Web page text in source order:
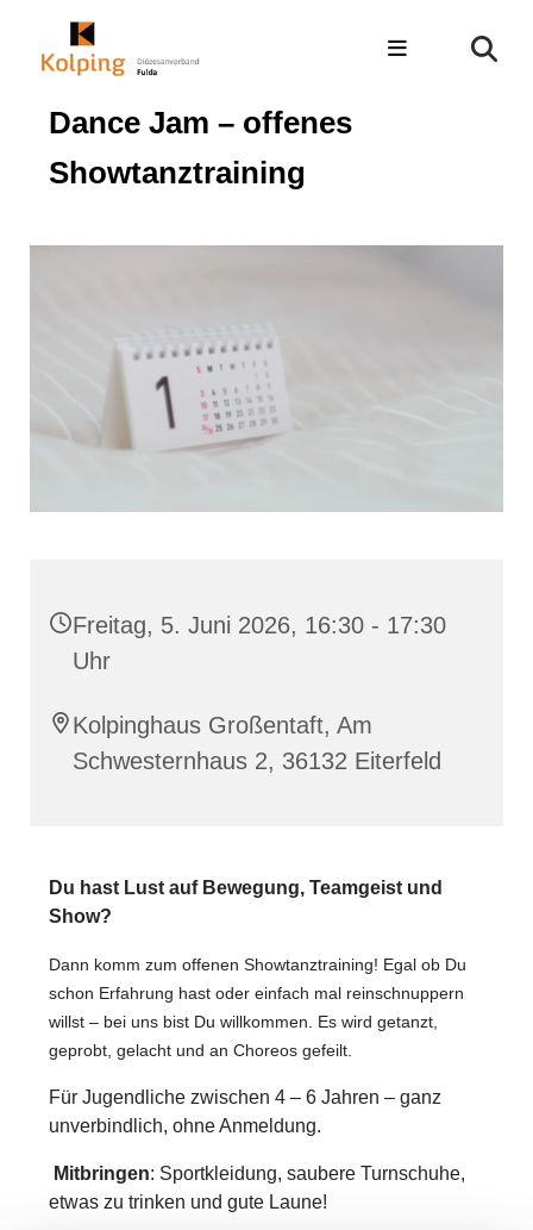
Dance Jam – offenes
Showtanztraining
Freitag, 5. Juni 2026, 16:30 - 17:30
Uhr
Kolpinghaus Großentaft, Am
Schwesternhaus 2, 36132 Eiterfeld
Du hast Lust auf Bewegung, Teamgeist und
Show?
Dann komm zum offenen Showtanztraining! Egal ob Du
schon Erfahrung hast oder einfach mal reinschnuppern
willst – bei uns bist Du willkommen. Es wird getanzt,
geprobt, gelacht und an Choreos gefeilt.
Für Jugendliche zwischen 4 – 6 Jahren – ganz
unverbindlich, ohne Anmeldung.
Mitbringen: Sportkleidung, saubere Turnschuhe,
etwas zu trinken und gute Laune!